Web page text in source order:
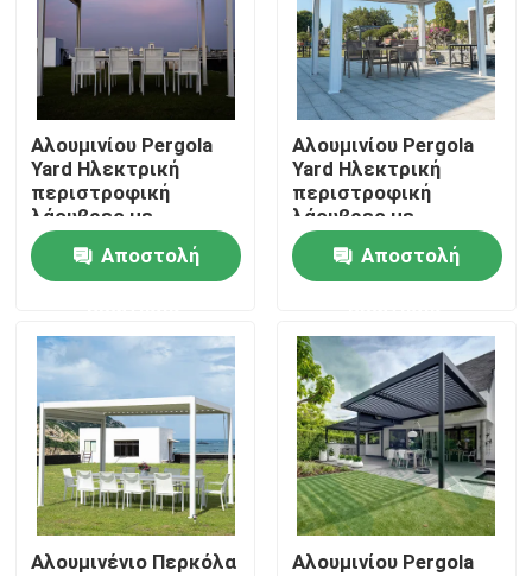
Περίπου εμείς
Ποιοτικός έλεγχος
Μας ελάτε σε επαφή με
Ειδήσεις
Ζητήστε ένα απόσπασμα
Πέργκολα Patio αργιλίου
Πέργκολα Louvered αργιλίου
Αλουμινίου Pergola
Yard Ηλεκτρική
περιστροφική
λάουβρες με
αναδιπλούμενη
οροφή Αποστολή
Αλουμινίου Pergola
Yard Ηλεκτρική
περιστροφική
λάουβρες με
αναδιπλούμενη
οροφή Αποστολή
Αλουμινένιο Περκόλα
Αλουμινίου Pergola